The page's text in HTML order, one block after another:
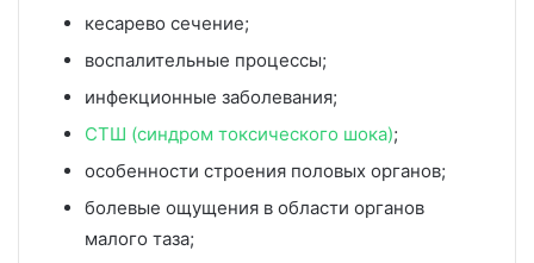
кесарево сечение;
воспалительные процессы;
инфекционные заболевания;
СТШ (синдром токсического шока);
особенности строения половых органов;
болевые ощущения в области органов
малого таза;